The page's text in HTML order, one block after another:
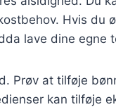
Hvis du
lave dine egne
Prøv at tilføje
kan tilføje